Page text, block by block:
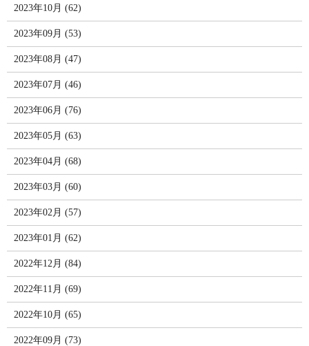
2023年10月 (62)
2023年09月 (53)
2023年08月 (47)
2023年07月 (46)
2023年06月 (76)
2023年05月 (63)
2023年04月 (68)
2023年03月 (60)
2023年02月 (57)
2023年01月 (62)
2022年12月 (84)
2022年11月 (69)
2022年10月 (65)
2022年09月 (73)